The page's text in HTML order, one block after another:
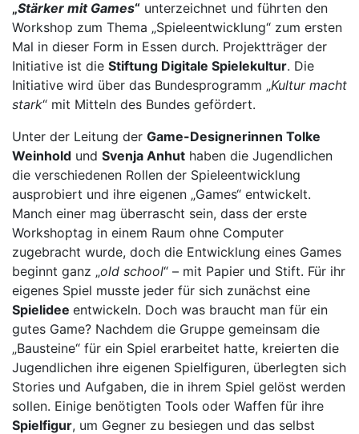
„Stärker mit Games“ unterzeichnet und führten den
Workshop zum Thema „Spieleentwicklung“ zum ersten
Mal in dieser Form in Essen durch. Projektträger der
Initiative ist die Stiftung Digitale Spielekultur. Die
Initiative wird über das Bundesprogramm „Kultur macht
stark“ mit Mitteln des Bundes gefördert.
Unter der Leitung der Game-Designerinnen Tolke
Weinhold und Svenja Anhut haben die Jugendlichen
die verschiedenen Rollen der Spieleentwicklung
ausprobiert und ihre eigenen „Games“ entwickelt.
Manch einer mag überrascht sein, dass der erste
Workshoptag in einem Raum ohne Computer
zugebracht wurde, doch die Entwicklung eines Games
beginnt ganz „old school“ – mit Papier und Stift. Für ihr
eigenes Spiel musste jeder für sich zunächst eine
Spielidee entwickeln. Doch was braucht man für ein
gutes Game? Nachdem die Gruppe gemeinsam die
„Bausteine“ für ein Spiel erarbeitet hatte, kreierten die
Jugendlichen ihre eigenen Spielfiguren, überlegten sich
Stories und Aufgaben, die in ihrem Spiel gelöst werden
sollen. Einige benötigten Tools oder Waffen für ihre
Spielfigur, um Gegner zu besiegen und das selbst